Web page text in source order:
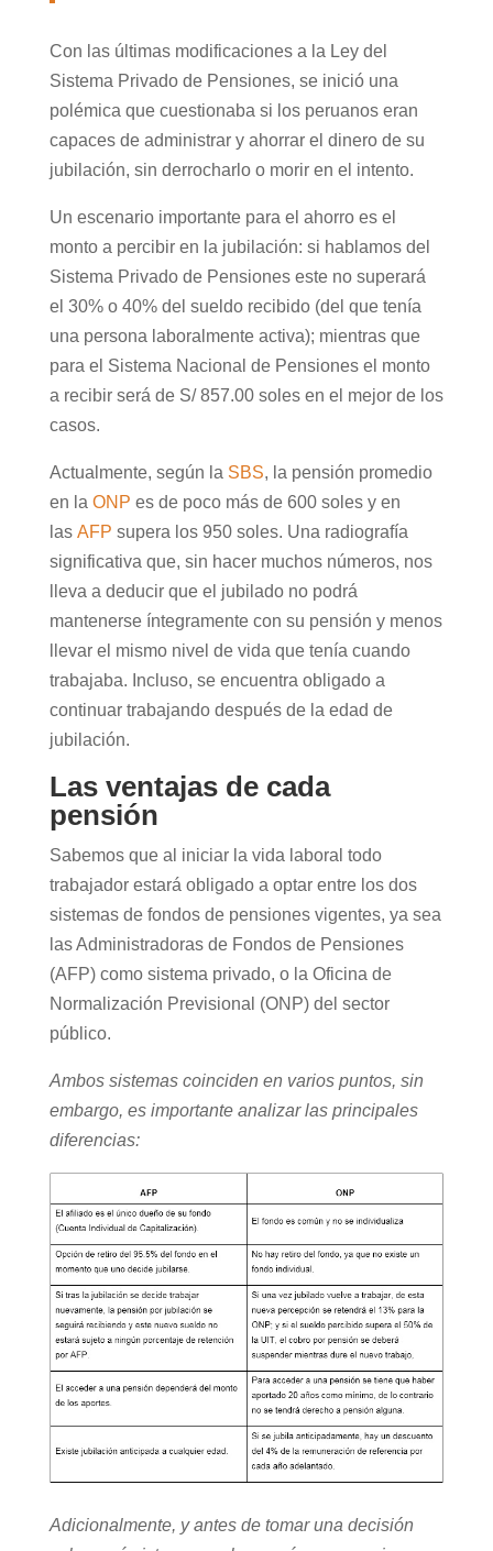
Con las últimas modificaciones a la Ley del
Sistema Privado de Pensiones, se inició una
polémica que cuestionaba si los peruanos eran
capaces de administrar y ahorrar el dinero de su
jubilación, sin derrocharlo o morir en el intento.
Un escenario importante para el ahorro es el
monto a percibir en la jubilación: si hablamos del
Sistema Privado de Pensiones este no superará
el 30% o 40% del sueldo recibido (del que tenía
una persona laboralmente activa); mientras que
para el Sistema Nacional de Pensiones el monto
a recibir será de S/ 857.00 soles en el mejor de los
casos.
Actualmente, según la SBS, la pensión promedio
en la ONP es de poco más de 600 soles y en
las AFP supera los 950 soles. Una radiografía
significativa que, sin hacer muchos números, nos
lleva a deducir que el jubilado no podrá
mantenerse íntegramente con su pensión y menos
llevar el mismo nivel de vida que tenía cuando
trabajaba. Incluso, se encuentra obligado a
continuar trabajando después de la edad de
jubilación.
Las ventajas de cada
pensión
Sabemos que al iniciar la vida laboral todo
trabajador estará obligado a optar entre los dos
sistemas de fondos de pensiones vigentes, ya sea
las Administradoras de Fondos de Pensiones
(AFP) como sistema privado, o la Oficina de
Normalización Previsional (ONP) del sector
público.
Ambos sistemas coinciden en varios puntos, sin
embargo, es importante analizar las principales
diferencias:
Adicionalmente, y antes de tomar una decisión